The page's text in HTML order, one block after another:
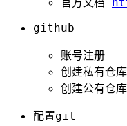
github
账号注册
创建私有仓库
创建公有仓库
配置git